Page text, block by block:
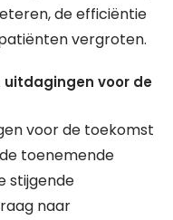
de efficiëntie
vergroten.
uitdagingen voor de
voor de toekomst
toenemende
stijgende
naar